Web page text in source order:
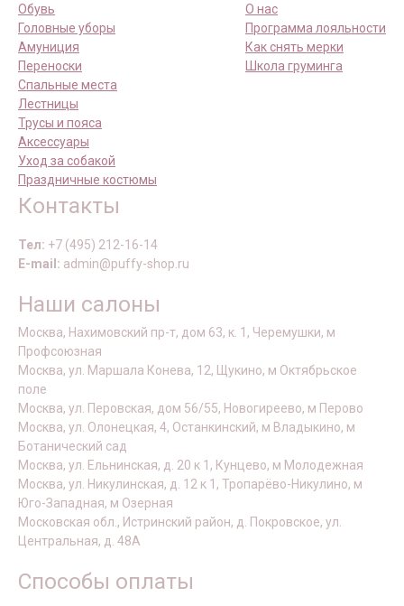
Обувь
Головные уборы
Амуниция
Переноски
Спальные места
Лестницы
Трусы и пояса
Аксессуары
Уход за собакой
Праздничные костюмы
О нас
Программа лояльности
Как снять мерки
Школа груминга
Контакты
Тел: +7 (495) 212-16-14
E-mail: admin@puffy-shop.ru
Наши салоны
Москва, Нахимовский пр-т, дом 63, к. 1, Черемушки, м
Профсоюзная
Москва, ул. Маршала Конева, 12, Щукино, м Октябрьское
поле
Москва, ул. Перовская, дом 56/55, Новогиреево, м Перово
Москва, ул. Олонецкая, 4, Останкинский, м Владыкино, м
Ботанический сад
Москва, ул. Ельнинская, д. 20 к 1, Кунцево, м Молодежная
Москва, ул. Никулинская, д. 12 к 1, Тропарёво-Никулино, м
Юго-Западная, м Озерная
Московская обл., Истринский район, д. Покровское, ул.
Центральная, д. 48А
Способы оплаты